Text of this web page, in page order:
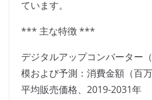
ています。
*** 主な特徴 ***
デジタルアップコンバーター
模および予測：消費金額（百
平均販売価格、2019-2031年